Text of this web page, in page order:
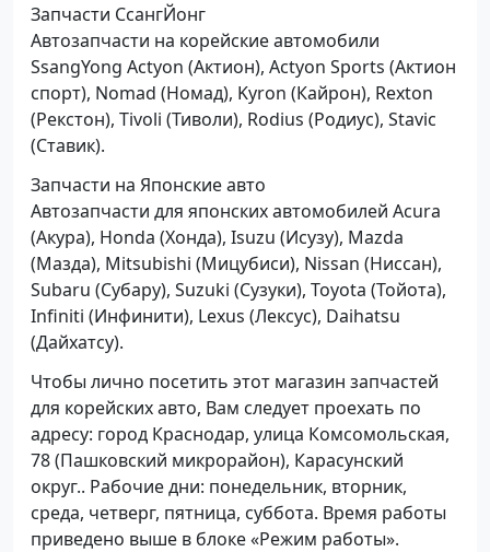
Запчасти СсангЙонг
Автозапчасти на корейские автомобили
SsangYong Actyon (Актион), Actyon Sports (Актион
спорт), Nomad (Номад), Kyron (Кайрон), Rexton
(Рекстон), Tivoli (Тиволи), Rodius (Родиус), Stavic
(Ставик).
Запчасти на Японские авто
Автозапчасти для японских автомобилей Acura
(Акура), Honda (Хонда), Isuzu (Исузу), Mazda
(Мазда), Mitsubishi (Мицубиси), Nissan (Ниссан),
Subaru (Субару), Suzuki (Сузуки), Toyota (Тойота),
Infiniti (Инфинити), Lexus (Лексус), Daihatsu
(Дайхатсу).
Чтобы лично посетить этот магазин запчастей
для корейских авто, Вам следует проехать по
адресу: город Краснодар, улица Комсомольская,
78 (Пашковский микрорайон), Карасунский
округ.. Рабочие дни: понедельник, вторник,
среда, четверг, пятница, суббота. Время работы
приведено выше в блоке «Режим работы».